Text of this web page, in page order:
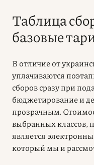
Таблица
базовые
В отличие от
уплачиваются
сборов сразу при
бюджетирование и
прозрачным.
выбранных классов,
является
который мы и